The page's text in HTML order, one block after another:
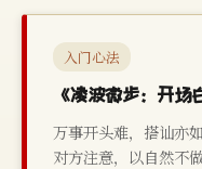
入门心法
《凌波微步：开场
万事开头难，搭讪亦
对方注意，以自然不